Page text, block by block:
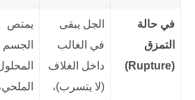
في حالة
التمزق
(Rupture)
الجل يبقى
في الغالب
داخل الغلاف
(لا يتسرب)،
يمتص
الجسم